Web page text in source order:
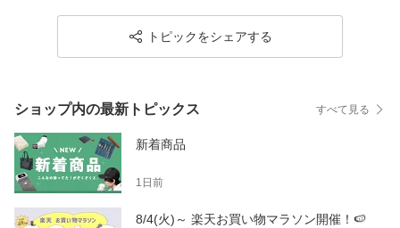
トピックをシェアする
ショップ内の最新トピックス すべて見る
新着商品
1日前
8/4(火)～ 楽天お買い物マラソン開催！🍉